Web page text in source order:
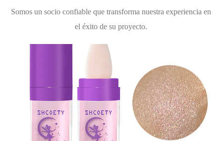
Somos un socio confiable que transforma nuestra experiencia en
el éxito de su proyecto.